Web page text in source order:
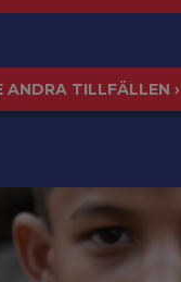
ANDRA TILLFÄLLEN ›